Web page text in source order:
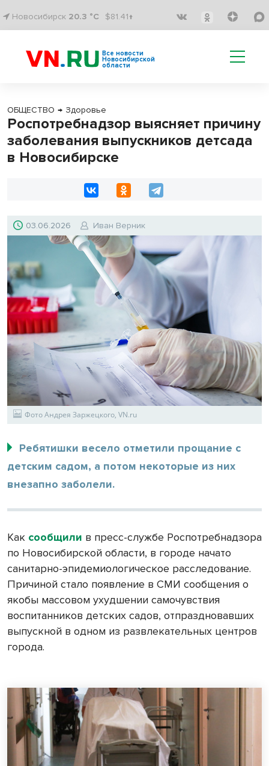
Новосибирск 20.3 °C $81.41↑
Все новости
Новосибирской
области
ОБЩЕСТВО → Здоровье
Роспотребнадзор выясняет причину
заболевания выпускников детсада
в Новосибирске
03.06.2026 Иван Верник
Фото Андрея Заржецкого, VN.ru
Ребятишки весело отметили прощание с
детским садом, а потом некоторые из них
внезапно заболели.
Как сообщили в пресс-службе Роспотребнадзора
по Новосибирской области, в городе начато
санитарно-эпидемиологическое расследование.
Причиной стало появление в СМИ сообщения о
якобы массовом ухудшении самочувствия
воспитанников детских садов, отпраздновавших
выпускной в одном из развлекательных центров
города.